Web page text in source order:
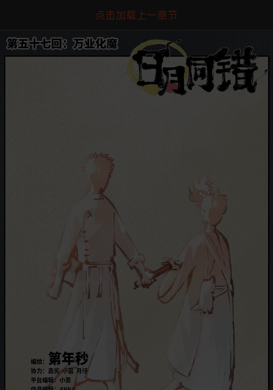
点击加载上一章节